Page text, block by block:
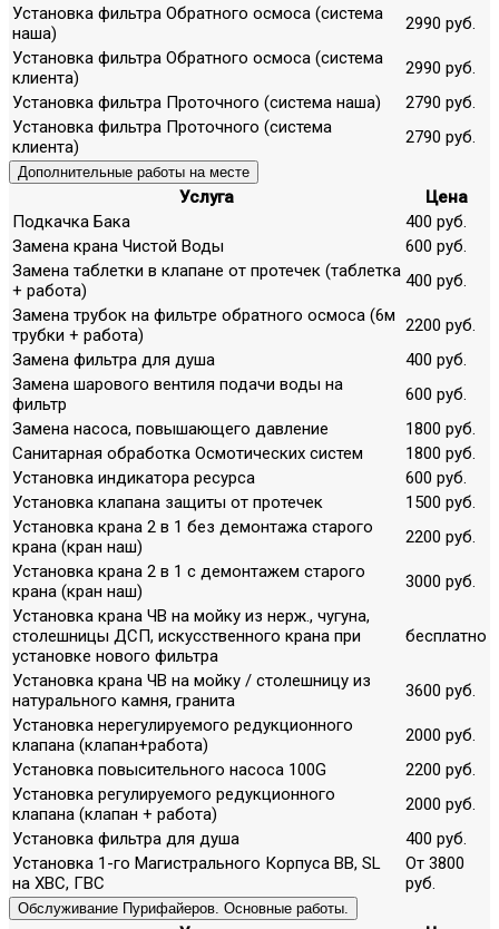
Установка фильтра Обратного осмоса (система
наша)
2990 руб.
Установка фильтра Обратного осмоса (система
клиента)
2990 руб.
Установка фильтра Проточного (система наша)
2790 руб.
Установка фильтра Проточного (система
клиента)
2790 руб.
Дополнительные работы на месте
Услуга
Цена
Подкачка Бака
400 руб.
Замена крана Чистой Воды
600 руб.
Замена таблетки в клапане от протечек (таблетка
+ работа)
400 руб.
Замена трубок на фильтре обратного осмоса (6м
трубки + работа)
2200 руб.
Замена фильтра для душа
400 руб.
Замена шарового вентиля подачи воды на
фильтр
600 руб.
Замена насоса, повышающего давление
1800 руб.
Санитарная обработка Осмотических систем
1800 руб.
Установка индикатора ресурса
600 руб.
Установка клапана защиты от протечек
1500 руб.
Установка крана 2 в 1 без демонтажа старого
крана (кран наш)
2200 руб.
Установка крана 2 в 1 с демонтажем старого
крана (кран наш)
3000 руб.
Установка крана ЧВ на мойку из нерж., чугуна,
столешницы ДСП, искусственного крана при
установке нового фильтра
бесплатно
Установка крана ЧВ на мойку / столешницу из
натурального камня, гранита
3600 руб.
Установка нерегулируемого редукционного
клапана (клапан+работа)
2000 руб.
Установка повысительного насоса 100G
2200 руб.
Установка регулируемого редукционного
клапана (клапан + работа)
2000 руб.
Установка фильтра для душа
400 руб.
Установка 1-го Магистрального Корпуса ВВ, SL
на ХВС, ГВС
От 3800
руб.
Обслуживание Пурифайеров. Основные работы.